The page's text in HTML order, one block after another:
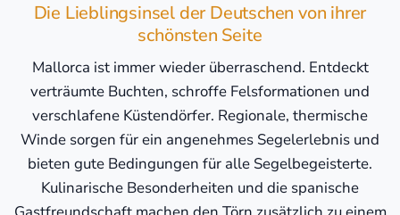
Die Lieblingsinsel der Deutschen von ihrer
schönsten Seite
Mallorca ist immer wieder überraschend. Entdeckt
verträumte Buchten, schroffe Felsformationen und
verschlafene Küstendörfer. Regionale, thermische
Winde sorgen für ein angenehmes Segelerlebnis und
bieten gute Bedingungen für alle Segelbegeisterte.
Kulinarische Besonderheiten und die spanische